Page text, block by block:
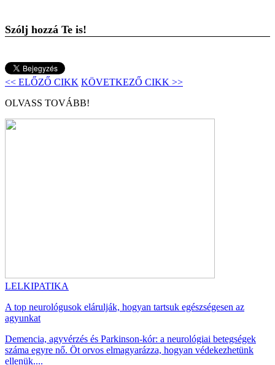
Szólj hozzá Te is!
<< ELŐZŐ CIKK KÖVETKEZŐ CIKK >>
OLVASS TOVÁBB!
LELKIPATIKA
A top neurológusok elárulják, hogyan tartsuk egészségesen az
agyunkat
Demencia, agyvérzés és Parkinson-kór: a neurológiai betegségek
száma egyre nő. Öt orvos elmagyarázza, hogyan védekezhetünk
ellenük....